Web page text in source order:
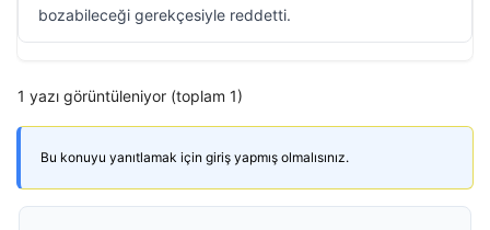
bozabileceği gerekçesiyle reddetti.
1 yazı görüntüleniyor (toplam 1)
Bu konuyu yanıtlamak için giriş yapmış olmalısınız.